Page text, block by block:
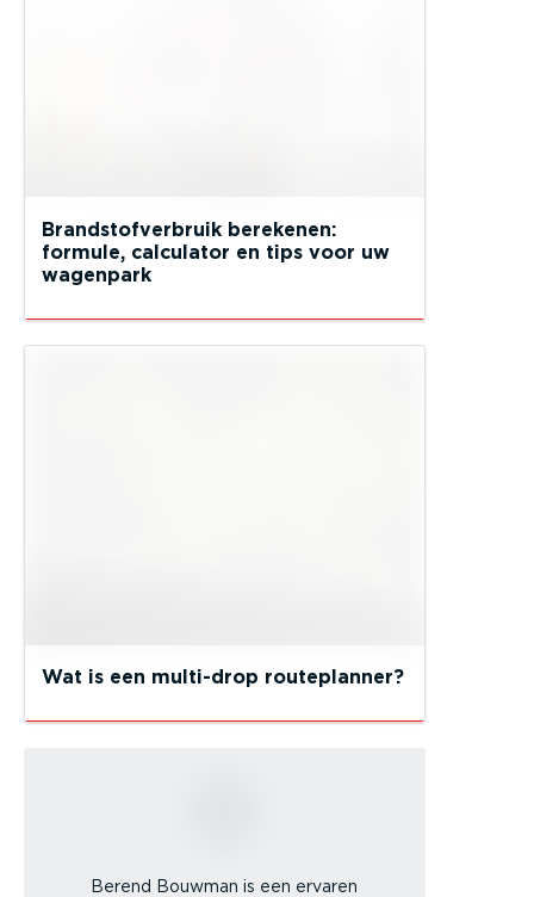
Brandstofverbruik berekenen:
formule, calculator en tips voor uw
wagenpark
Wat is een multi-drop routeplanner?
Berend Bouwman is een ervaren